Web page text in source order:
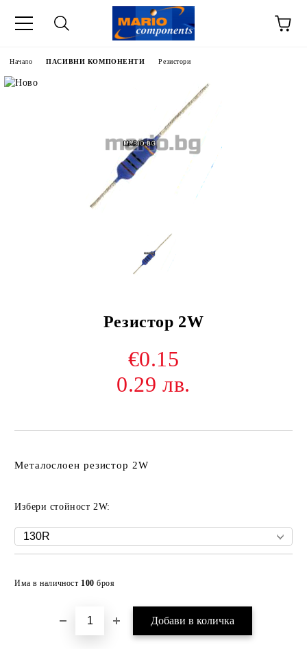
Начало ПАСИВНИ КОМПОНЕНТИ Резистори
Резистор 2W
€0.15
0.29 лв.
Металослоен резистор 2W
Избери стойност 2W:
Има в наличност 100 броя